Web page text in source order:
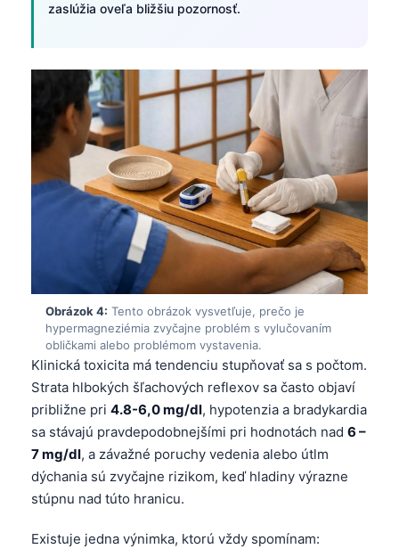
zaslúžia oveľa bližšiu pozornosť.
Obrázok 4: Tento obrázok vysvetľuje, prečo je
hypermagneziémia zvyčajne problém s vylučovaním
obličkami alebo problémom vystavenia.
Klinická toxicita má tendenciu stupňovať sa s počtom.
Strata hlbokých šľachových reflexov sa často objaví
približne pri 4.8-6,0 mg/dl, hypotenzia a bradykardia
sa stávajú pravdepodobnejšími pri hodnotách nad 6 –
7 mg/dl, a závažné poruchy vedenia alebo útlm
dýchania sú zvyčajne rizikom, keď hladiny výrazne
stúpnu nad túto hranicu.
Existuje jedna výnimka, ktorú vždy spomínam: